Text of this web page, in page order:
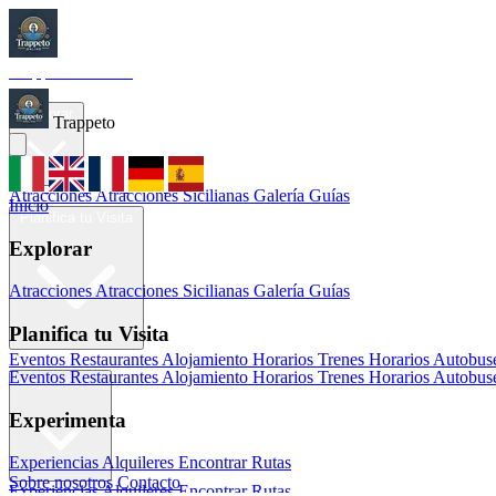
Inicio
AtraccionesAtracciones Sicilianas Galería Guías
Eventos Restaurantes Alojamiento Horarios Trenes Horarios
Experimenta
ExperienciasAlquileresEncontrar Rutas
Trappeto
Inicio
Explorar
AtraccionesAtracciones Sicilianas Galería Guías
Planifica tu Visita
Eventos Restaurantes Alojamiento Horarios Trenes Horarios
Experimenta
Experiencias Alquileres Encontrar Rutas
Sobre nosotros Contacto